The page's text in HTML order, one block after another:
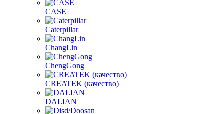
CASE
Caterpillar
ChangLin
ChengGong
CREATEK (качество)
DALIAN